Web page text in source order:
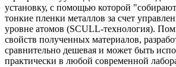
установку, с помощью которой
тонкие пленки металлов за счет
уровне атомов (SCULL-технология).
свойств полученных материалов,
сравнительно дешевая и может быть
практически в любой современной